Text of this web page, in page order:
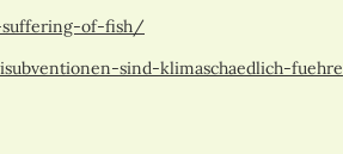
of-fish/
sind-klimaschaedlich-fuehre